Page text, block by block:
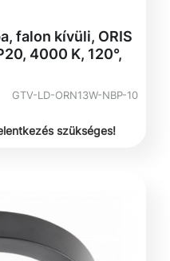
falon kívüli, ORIS
4000 K, 120°,
GTV-LD-ORN13W-NBP-10
szükséges!